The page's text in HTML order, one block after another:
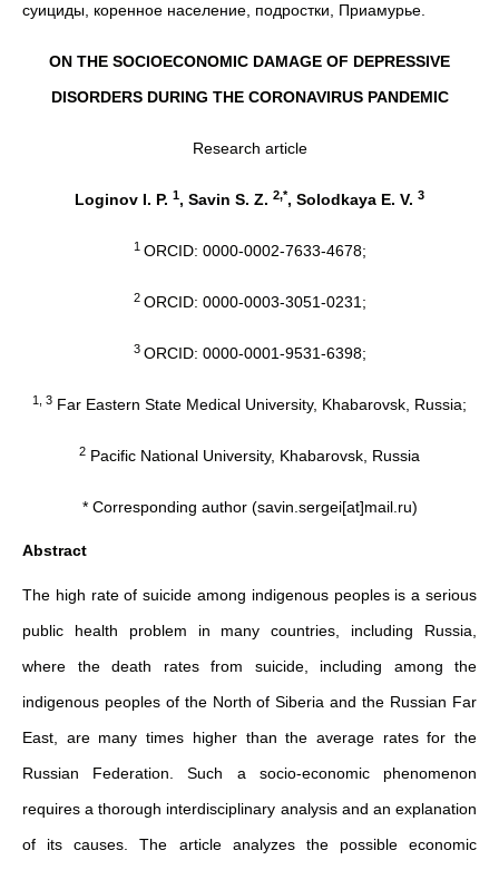
суициды, коренное население, подростки, Приамурье.
ON THE SOCIOECONOMIC DAMAGE OF DEPRESSIVE
DISORDERS DURING THE CORONAVIRUS PANDEMIC
Research article
Loginov I. P. 1, Savin S. Z. 2,*, Solodkaya E. V. 3
1 ORCID: 0000-0002-7633-4678;
2 ORCID: 0000-0003-3051-0231;
3 ORCID: 0000-0001-9531-6398;
1, 3 Far Eastern State Medical University, Khabarovsk, Russia;
2 Pacific National University, Khabarovsk, Russia
* Corresponding author (savin.sergei[at]mail.ru)
Abstract
The high rate of suicide among indigenous peoples is a serious
public health problem in many countries, including Russia,
where the death rates from suicide, including among the
indigenous peoples of the North of Siberia and the Russian Far
East, are many times higher than the average rates for the
Russian Federation. Such a socio-economic phenomenon
requires a thorough interdisciplinary analysis and an explanation
of its causes. The article analyzes the possible economic